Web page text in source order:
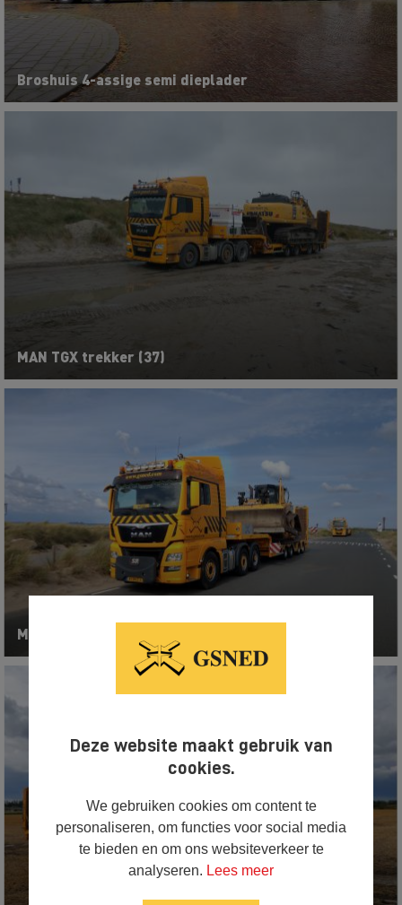
Deze website maakt gebruik van
cookies.
We gebruiken cookies om content te
personaliseren, om functies voor social media
te bieden en om ons websiteverkeer te
analyseren. Lees meer
Broshuis 4-assige semi dieplader
MAN TGX trekker (37)
MAN TGX trekker (41)